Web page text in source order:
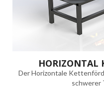
HORIZONTAL
Der Horizontale
schwerer